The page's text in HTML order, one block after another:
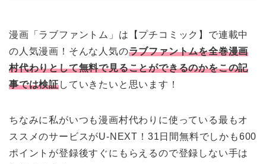
漫画「ラブファントム」は【プチコミック】で連載中
の人気漫画！そんな人気のラブファントムを全巻漫画
村代わりとして無料で見ることができるのかをこの記
事では検証していきたいと思います！
ちなみに私がいつも漫画村代わりに使っている最もオ
ススメのサービスがU-NEXT！31日間無料でしかも600
ポイントが登録後すぐにもらえるので登録しない手は